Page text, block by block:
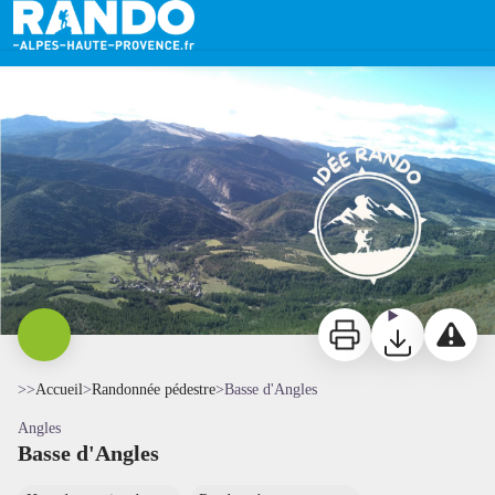
Basse d'Angles
Angles - Basse d'Angles - J.Achard
ImprimerTéléchargerSignaler
>>Accueil>Randonnée pédestre>Basse d'Angles
Angles
Basse d'Angles